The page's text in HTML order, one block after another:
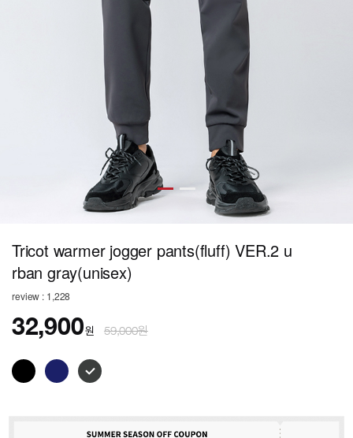
Tricot warmer jogger pants(fluff) VER.2 u
rban gray(unisex)
review : 1,228
32,900원 59,000원